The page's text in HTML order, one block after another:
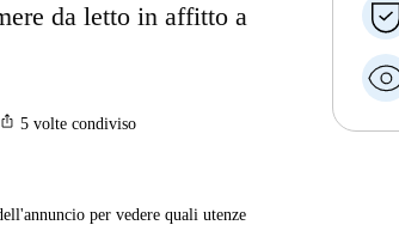
da letto in affitto a
ios_share 5 volte condiviso
per vedere quali utenze